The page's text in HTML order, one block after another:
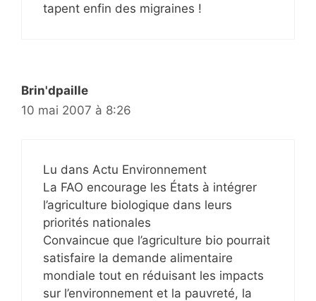
tapent enfin des migraines !
Brin'dpaille
10 mai 2007 à 8:26
Lu dans Actu Environnement
La FAO encourage les États à intégrer
l’agriculture biologique dans leurs
priorités nationales
Convaincue que l’agriculture bio pourrait
satisfaire la demande alimentaire
mondiale tout en réduisant les impacts
sur l’environnement et la pauvreté, la